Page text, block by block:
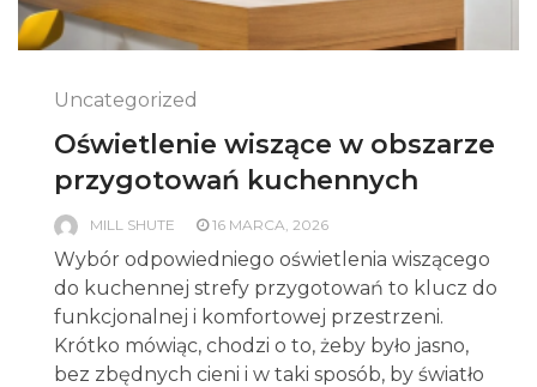
Uncategorized
Oświetlenie wiszące w obszarze
przygotowań kuchennych
MILL SHUTE 16 MARCA, 2026
Wybór odpowiedniego oświetlenia wiszącego
do kuchennej strefy przygotowań to klucz do
funkcjonalnej i komfortowej przestrzeni.
Krótko mówiąc, chodzi o to, żeby było jasno,
bez zbędnych cieni i w taki sposób, by światło